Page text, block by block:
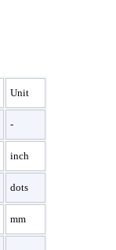
Unit
-
inch
dots
mm